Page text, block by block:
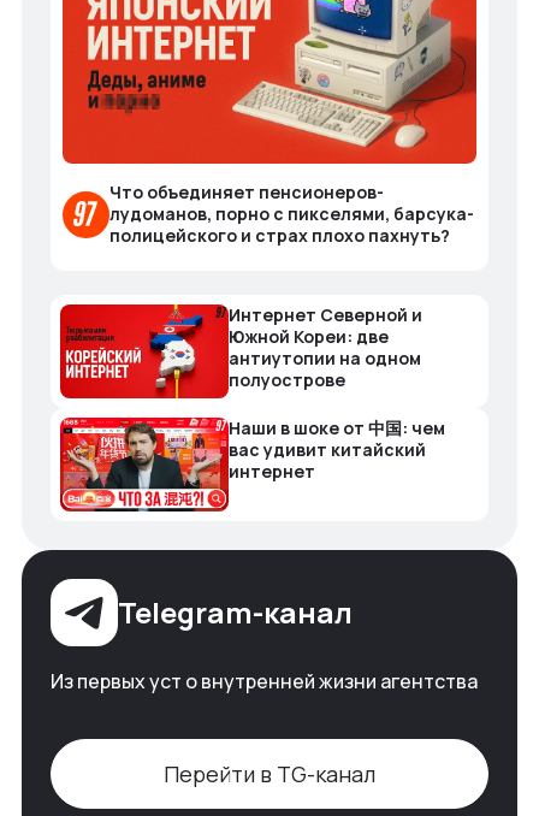
Что объединяет пенсионеров-
лудоманов, порно с пикселями, барсука-
полицейского и страх плохо пахнуть?
Интернет Северной и
Южной Кореи: две
антиутопии на одном
полуострове
Наши в шоке от 中国: чем
вас удивит китайский
интернет
Telegram-канал
Из первых уст о внутренней жизни агентства
Перейти в TG-канал